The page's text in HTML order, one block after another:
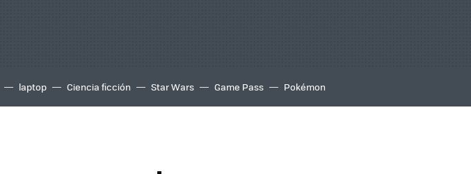
laptop Ciencia ficción Star Wars Game Pass Pokémon